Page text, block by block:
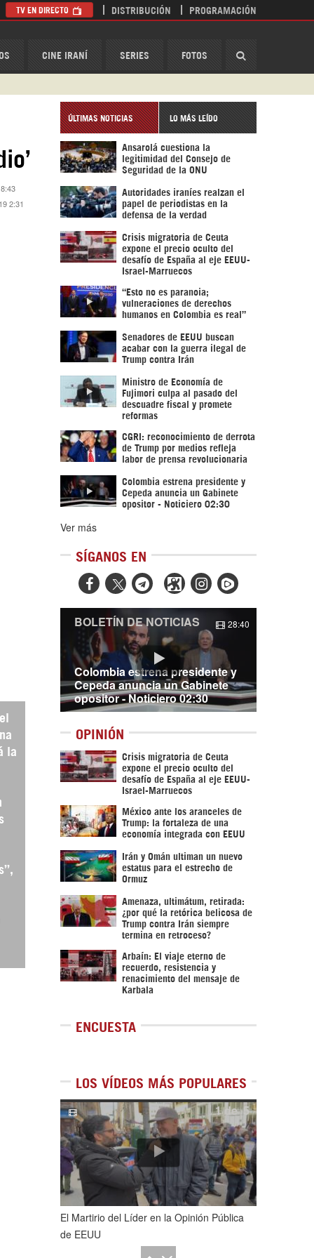
CINE IRANÍ SERIES FOTOS
TV EN DIRECTO DISTRIBUCIÓN PROGRAMACIÓN
2:31
la
ÚLTIMAS NOTICIAS LO MÁS LEÍDO
Ansarolá cuestiona la
legitimidad del Consejo de
Seguridad de la ONU
Autoridades iraníes realzan el
papel de periodistas en la
defensa de la verdad
Crisis migratoria de Ceuta
expone el precio oculto del
desafío de España al eje EEUU-
Israel-Marruecos
“Esto no es paranoia;
vulneraciones de derechos
humanos en Colombia es real”
Senadores de EEUU buscan
acabar con la guerra ilegal de
Trump contra Irán
Ministro de Economía de
Fujimori culpa al pasado del
descuadre fiscal y promete
reformas
CGRI: reconocimiento de derrota
de Trump por medios refleja
labor de prensa revolucionaria
Colombia estrena presidente y
Cepeda anuncia un Gabinete
opositor - Noticiero 02:30
Ver más
SÍGANOS EN
  
Colombia estrena presidente y
Cepeda anuncia un Gabinete
opositor - Noticiero 02:30
BOLETÍN DE NOTICIAS 28:40
OPINIÓN
Crisis migratoria de Ceuta
expone el precio oculto del
desafío de España al eje EEUU-
Israel-Marruecos
México ante los aranceles de
Trump: la fortaleza de una
economía integrada con EEUU
Irán y Omán ultiman un nuevo
estatus para el estrecho de
Ormuz
Amenaza, ultimátum, retirada:
¿por qué la retórica belicosa de
Trump contra Irán siempre
termina en retroceso?
Arbaín: El viaje eterno de
recuerdo, resistencia y
renacimiento del mensaje de
Karbala
ENCUESTA
LOS VÍDEOS MÁS POPULARES
1de5
El Martirio del Líder en la Opinión Pública
de EEUU